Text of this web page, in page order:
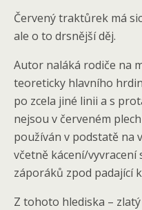
Červený traktůrek má
ale o to drsnější děj.
Autor naláká rodiče na
teoreticky hlavního
po zcela jiné linii a s
nejsou v červeném
používán v podstatě na
včetně kácení/
záporáků zpod padající
Z tohoto hlediska –